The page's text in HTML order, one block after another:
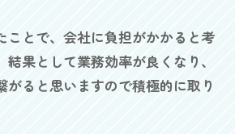
ことで、会社に負担がかかると考
果として業務効率が良くなり、
がると思いますので積極的に取り